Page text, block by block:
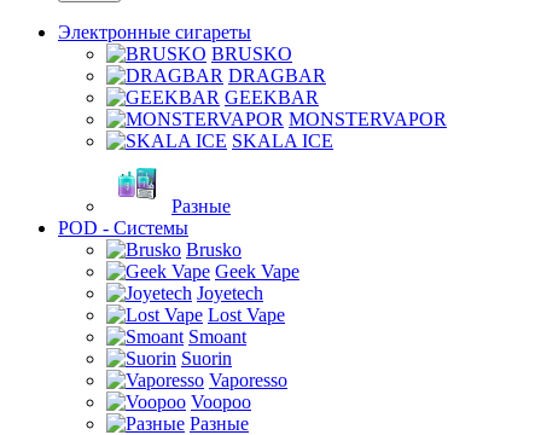
Электронные сигареты
BRUSKO
DRAGBAR
GEEKBAR
MONSTERVAPOR
SKALA ICE
Разные
POD - Системы
Brusko
Geek Vape
Joyetech
Lost Vape
Smoant
Suorin
Vaporesso
Voopoo
Разные